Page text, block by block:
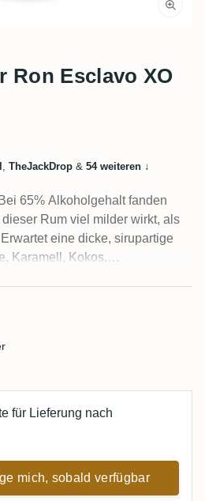
Ron Esclavo XO
, TheJackDrop & 54 weiteren ↓
65% Alkoholgehalt fanden
Rum viel milder wirkt, als
eine dicke, sirupartige
Karamell, Kokos,
– mit einem Lackrand. Ein
gut beschreibt.
für Lieferung nach
mich, sobald verfügbar